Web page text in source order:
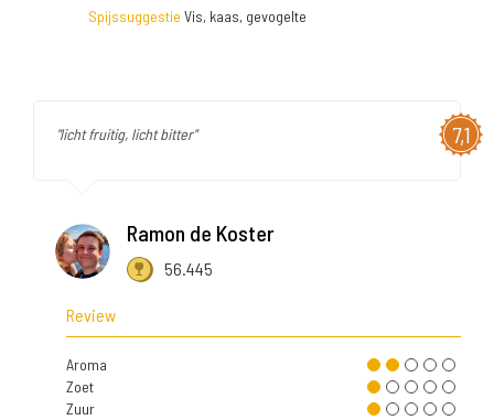
Spijssuggestie Vis, kaas, gevogelte
7,1
"licht fruitig, licht bitter"
Ramon de Koster
56.445
Review
Aroma
Zoet
Zuur